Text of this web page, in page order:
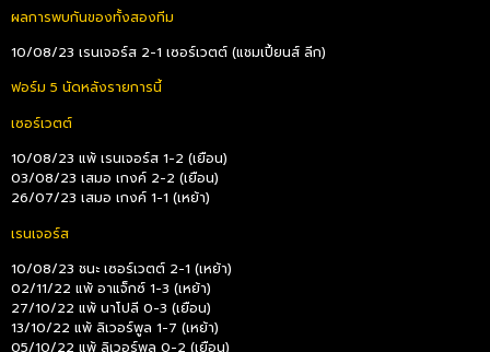
ผลการพบกันของทั้งสองทีม
10/08/23 เรนเจอร์ส 2-1 เซอร์เวตต์ (แชมเปี้ยนส์ ลีก)
ฟอร์ม 5 นัดหลังรายการนี้
เซอร์เวตต์
10/08/23 แพ้ เรนเจอร์ส 1-2 (เยือน)
03/08/23 เสมอ เกงค์ 2-2 (เยือน)
26/07/23 เสมอ เกงค์ 1-1 (เหย้า)
เรนเจอร์ส
10/08/23 ชนะ เซอร์เวตต์ 2-1 (เหย้า)
02/11/22 แพ้ อาแจ็กซ์ 1-3 (เหย้า)
27/10/22 แพ้ นาโปลี 0-3 (เยือน)
13/10/22 แพ้ ลิเวอร์พูล 1-7 (เหย้า)
05/10/22 แพ้ ลิเวอร์พูล 0-2 (เยือน)